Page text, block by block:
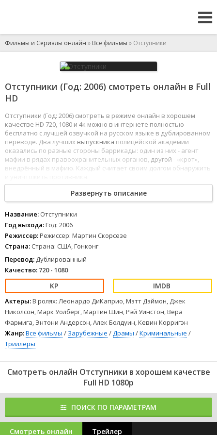
Фильмы и Сериалы онлайн » Все фильмы » Отступники
Отступники (Год: 2006) смотреть онлайн в Full
HD
Отступники (Год: 2006) смотреть в режиме онлайн в хорошем
качестве HD 720, 1080 и 4к можно в интернете полностью
бесплатно с лучшей озвучкой на русском языке в дублированном
переводе. Два лучших выпускника полицейской академии
оказались по разные стороны баррикады: один из них - агент
мафии в рядах правоохранительных органов, другой - «крот»,
внедрённый в мафию. Каждый считает своим долгом обнаружить
12345 678
Развернуть описание
Название: Отступники
Год выхода:Год: 2006
Режиссер:Режиссер: Мартин Скорсезе
Страна: Страна: США, Гонконг
Перевод: Дублированный
Качество: 720 - 1080
Актеры:В ролях: Леонардо ДиКаприо, Мэтт Дэймон, Джек
Николсон, Марк Уолберг, Мартин Шин, Рэй Уинстон, Вера
Фармига, Энтони Андерсон, Алек Болдуин, Кевин Корригэн
Жанр:Все фильмы / Зарубежные /Драмы /Криминальные /
Триллеры
Смотреть онлайн Отступники в хорошем качестве
Full HD 1080p
ПОИСК ПО ПАРАМЕТРАМ
Смотреть онлайн Трейлер